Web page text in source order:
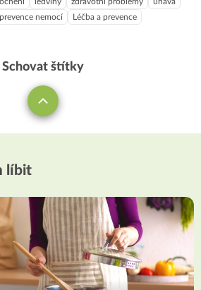
prevence nemocí
Léčba a prevence
Schovat štítky
líbit